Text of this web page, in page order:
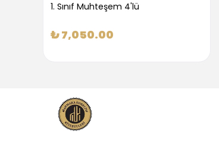
1. Sınıf Muhteşem 4'lü
₺ 7,050.00